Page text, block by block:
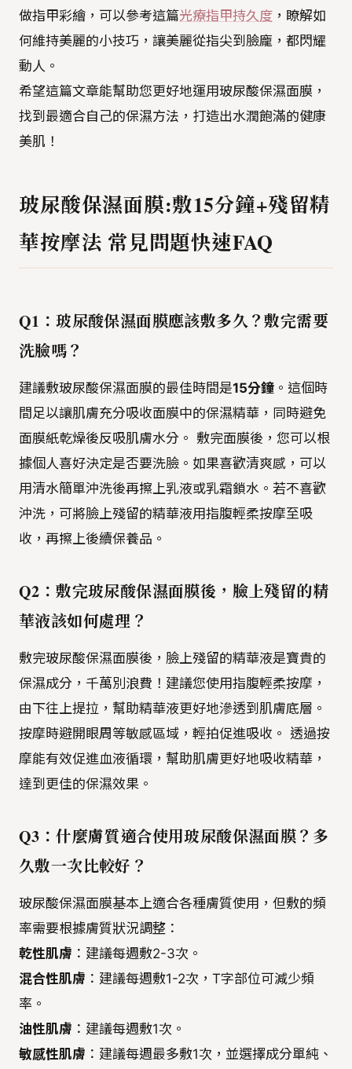
做指甲彩繪，可以參考這篇光療指甲持久度 ，瞭解如
何維持美麗的小技巧，讓美麗從指尖到臉龐，都閃耀
動人。
希望這篇文章能幫助您更好地運用玻尿酸保濕面膜，
找到最適合自己的保濕方法，打造出水潤飽滿的健康
美肌！
玻尿酸保濕面膜:敷15分鐘+殘留精
華按摩法 常見問題快速FAQ
Q1：玻尿酸保濕面膜應該敷多久？敷完需要
洗臉嗎？
建議敷玻尿酸保濕面膜的最佳時間是15分鐘 。這個時
間足以讓肌膚充分吸收面膜中的保濕精華，同時避免
面膜紙乾燥後反吸肌膚水分。 敷完面膜後，您可以根
據個人喜好決定是否要洗臉。如果喜歡清爽感，可以
用清水簡單沖洗後再擦上乳液或乳霜鎖水。若不喜歡
沖洗，可將臉上殘留的精華液用指腹輕柔按摩至吸
收，再擦上後續保養品。
Q2：敷完玻尿酸保濕面膜後，臉上殘留的精
華液該如何處理？
敷完玻尿酸保濕面膜後，臉上殘留的精華液是寶貴的
保濕成分，千萬別浪費！建議您使用指腹輕柔按摩，
由下往上提拉，幫助精華液更好地滲透到肌膚底層。
按摩時避開眼周等敏感區域，輕拍促進吸收。 透過按
摩能有效促進血液循環，幫助肌膚更好地吸收精華，
達到更佳的保濕效果。
Q3：什麼膚質適合使用玻尿酸保濕面膜？多
久敷一次比較好？
玻尿酸保濕面膜基本上適合各種膚質使用，但敷的頻
率需要根據膚質狀況調整：
乾性肌膚 ：建議每週敷2-3次。
混合性肌膚 ：建議每週敷1-2次，T字部位可減少頻
率。
油性肌膚 ：建議每週敷1次。
敏感性肌膚 ：建議每週最多敷1次，並選擇成分單純、